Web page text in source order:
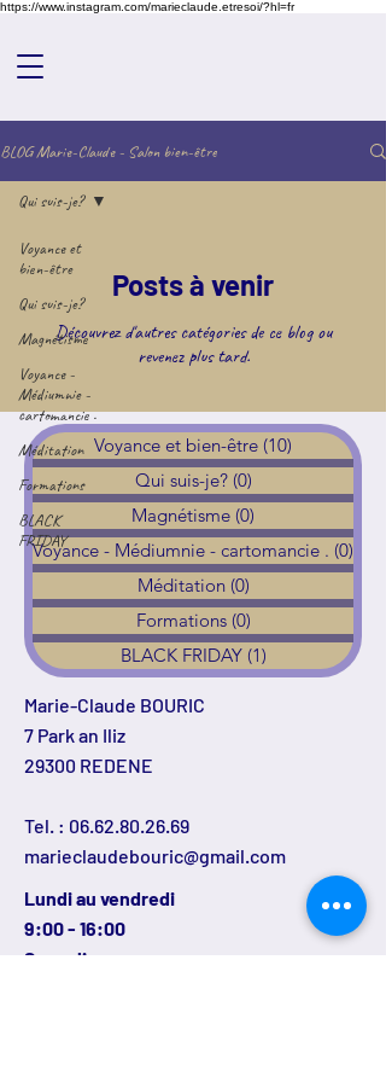
https://www.instagram.com/marieclaude.etresoi/?hl=fr
BLOG Marie-Claude - Salon bien-être
Voyance et
bien-être
Qui suis-je?
Magnétisme
Voyance -
Médiumnie -
cartomancie .
Méditation
Formations
BLACK
FRIDAY
Qui suis-je?
Posts à venir
Découvrez d'autres catégories de ce blog ou
revenez plus tard.
Voyance et bien-être (10) 10 posts
Qui suis-je? (0)
Magnétisme (0)
Voyance - Médiumnie - cartomancie . (0)
Méditation (0)
Formations (0)
BLACK FRIDAY (1)
Marie-Claude BOURIC
7 Park an Iliz
29300 REDENE
Tel. : 06.62.80.26.69
marieclaudebouric@gmail.com
Lundi au vendredi
9:00 - 16:00
Samedi